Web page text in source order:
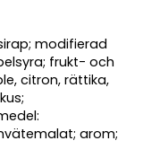
modifierad
frukt- och
citron, rättika,
arom;